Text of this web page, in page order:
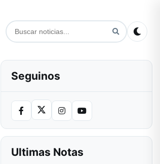
Seguinos
Ultimas Notas